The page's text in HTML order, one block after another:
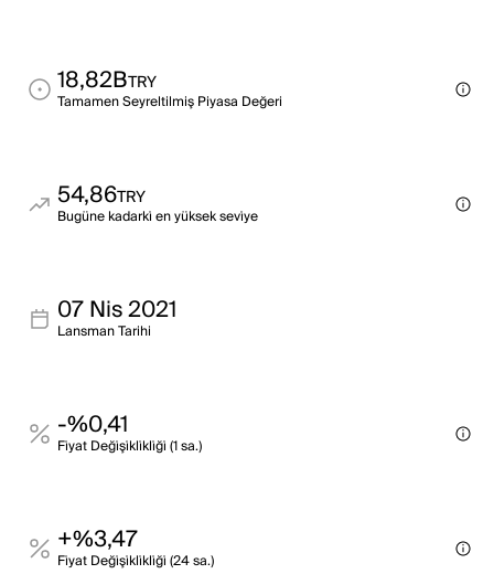
18,82BTRY
Tamamen Seyreltilmiş Piyasa Değeri
54,86TRY
Bugüne kadarki̇ en yüksek sevi̇ye
07 Nis 2021
Lansman Tarihi
-%0,41
Fi̇yat Deği̇şi̇kli̇kli̇ği̇ (1 sa.)
+%3,47
Fi̇yat Deği̇şi̇kli̇kli̇ği̇ (24 sa.)